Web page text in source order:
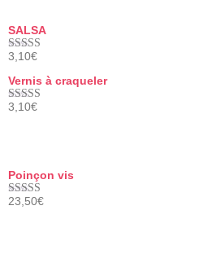
SALSA
Note5.00
3,10€
Vernis à craqueler
Note5.00
3,10€
Poinçon vis
Note5.00
23,50€